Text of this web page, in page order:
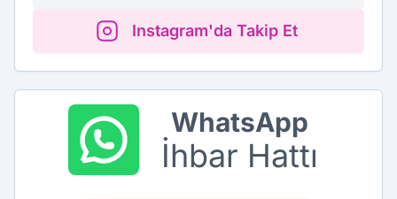
Instagram'da Takip Et
WhatsApp
İhbar Hattı